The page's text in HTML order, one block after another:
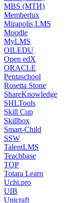
MBS (МТИ)
Memberlux
Mirapolis LMS
Moodle
MyLMS
OILEDU
Open edX
ORACLE
Pentaschool
Rosetta Stone
ShareKnowledge
SHLTools
Skill Cup
Skillbox
Smart-Child
SSW
TalentLMS
Teachbase
TOP
Totara Learn
Uchi.pro
UIB
Unicraft